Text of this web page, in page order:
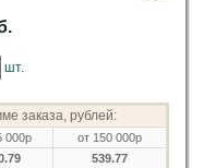
шт.
заказа, рублей:
000р
от 150 000р
539.77